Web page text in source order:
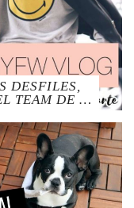
DESFILES,
TEAM DE …